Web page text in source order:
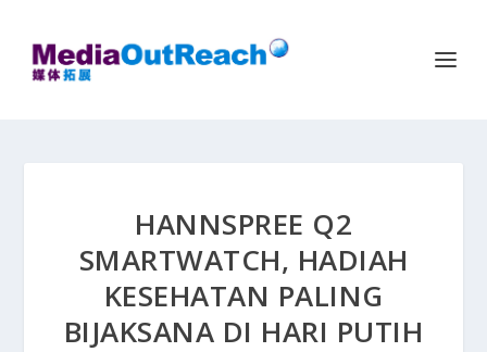
HANNSPREE Q2
SMARTWATCH, HADIAH
KESEHATAN PALING
BIJAKSANA DI HARI PUTIH